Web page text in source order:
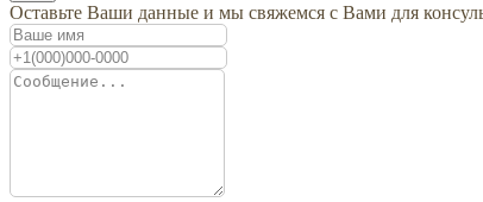
Оставьте Ваши данные и мы свяжемся с Вами для